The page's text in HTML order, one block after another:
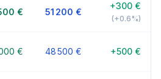
€ 51 200 €
+300 €
(+0.6%)
€ 48 500 € +500 €